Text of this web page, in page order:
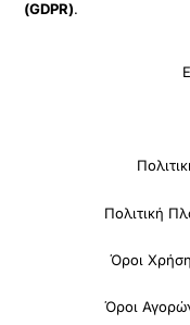
(GDPR).
Πολιτική
Όροι
Όροι